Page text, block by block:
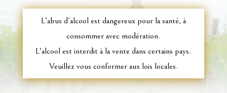
L’abus d’alcool est dangereux pour la santé, à
consommer avec modération.
L’alcool est interdit à la vente dans certains pays.
Veuillez vous conformer aux lois locales.